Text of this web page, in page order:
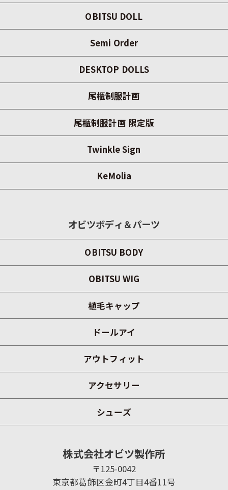
OBITSU DOLL
Semi Order
DESKTOP DOLLS
尾櫃制服計画
尾櫃制服計画 限定版
Twinkle Sign
KeMolia
オビツボディ＆パーツ
OBITSU BODY
OBITSU WIG
植毛キャップ
ドールアイ
アウトフィット
アクセサリー
シューズ
株式会社オビツ製作所
〒125-0042
東京都葛飾区金町4丁目4番11号